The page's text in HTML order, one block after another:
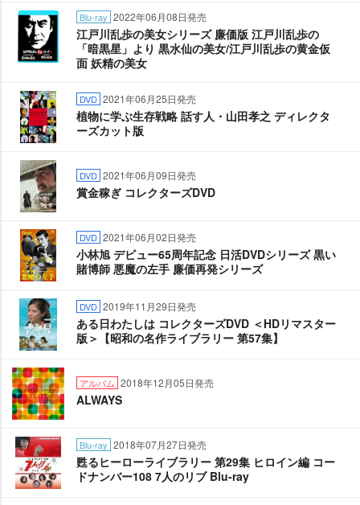
Blu-ray 2022年06月08日発売
江戸川乱歩の美女シリーズ 廉価版 江戸川乱歩の
「暗黒星」より 黒水仙の美女/江戸川乱歩の黄金仮
面 妖精の美女
DVD 2021年06月25日発売
植物に学ぶ生存戦略 話す人・山田孝之 ディレクタ
ーズカット版
DVD 2021年06月09日発売
賞金稼ぎ コレクターズDVD
DVD 2021年06月02日発売
小林旭 デビュー65周年記念 日活DVDシリーズ 黒い
賭博師 悪魔の左手 廉価再発シリーズ
DVD 2019年11月29日発売
ある日わたしは コレクターズDVD ＜HDリマスター
版＞【昭和の名作ライブラリー 第57集】
アルバム 2018年12月05日発売
ALWAYS
Blu-ray 2018年07月27日発売
甦るヒーローライブラリー 第29集 ヒロイン編 コー
ドナンバー108 7人のリブ Blu-ray